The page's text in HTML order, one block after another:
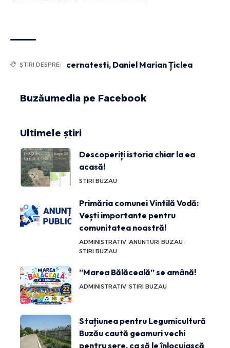
ȘTIRI DESPRE: cernatesti, Daniel Marian Țiclea
Buzăumedia pe Facebook
Ultimele știri
Descoperiți istoria chiar la ea
acasă!
STIRI BUZAU
Primăria comunei Vintilă Vodă:
Vești importante pentru
comunitatea noastră!
ADMINISTRATIV ANUNTURI BUZAU
STIRI BUZAU
”Marea Bălăceală” se amână!
ADMINISTRATIV STIRI BUZAU
Stațiunea pentru Legumicultură
Buzău caută geamuri vechi
pentru sere, ca să le înlocuiască